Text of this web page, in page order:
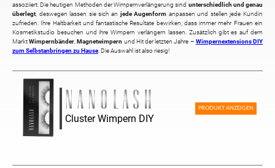
assoziiert. Die heutigen Methoden der Wimpernverlängerung sind unterschiedlich und genau
überlegt, deswegen lassen sie sich an jede Augenform anpassen und stellen jede Kundin
zufrieden. Ihre Haltbarkeit und fantastische Resultate bewirken, dass immer mehr Frauen ein
Kosmetikstudio besuchen und ihre Wimpern verlängern lassen. Zusätzlich gibt es auf dem
MarktWimpernbänder ,Magnetwimpern und Hit der letzten Jahre – Wimpernextensions DIY
zum Selbstanbringen zu Hause. Die Auswahl ist also riesig!
Cluster Wimpern DIY
PRODUKT ANZEIGEN